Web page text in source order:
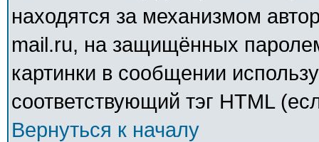
находятся за механизмом
mail.ru, на защищённых
картинки в сообщении
соответствующий тэг HTML
Вернуться к началу